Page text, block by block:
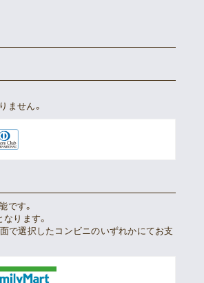
ません。
です。
ります。
で選択したコンビニのいずれかにてお支